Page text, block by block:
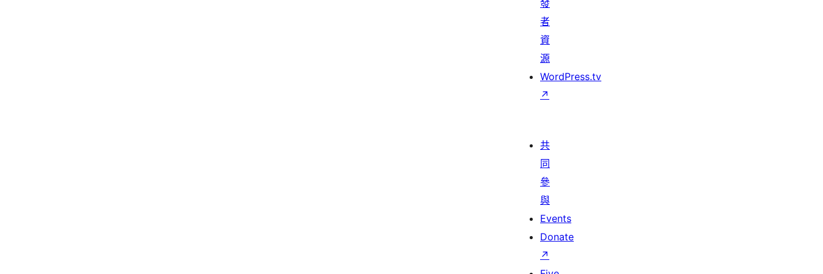
發
者
資
源
WordPress.tv
↗
共
同
參
與
Events
Donate
↗